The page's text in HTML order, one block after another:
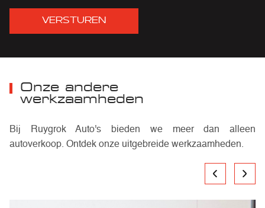
VERSTUREN
Onze andere
werkzaamheden
Bij Ruygrok Auto's bieden we meer dan alleen
autoverkoop. Ontdek onze uitgebreide werkzaamheden.